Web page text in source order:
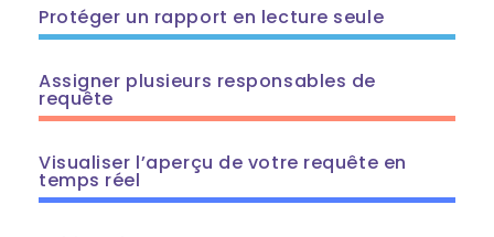
Protéger un rapport en lecture seule
Assigner plusieurs responsables de
requête
Visualiser l’aperçu de votre requête en
temps réel